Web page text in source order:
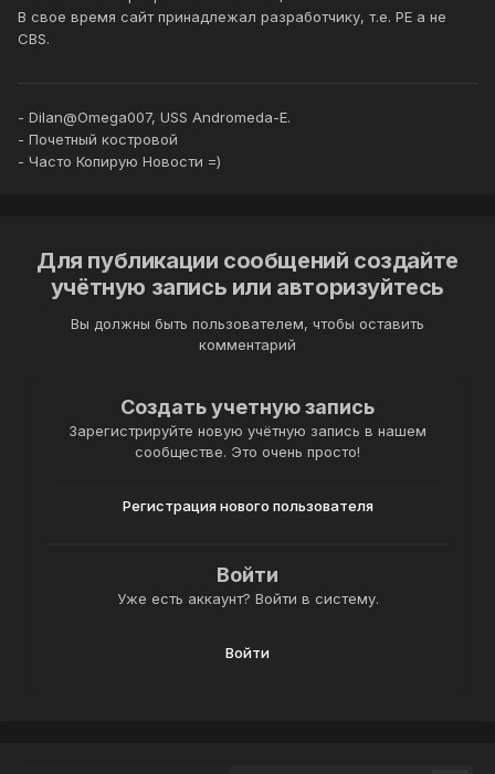
В свое время сайт принадлежал разработчику, т.е. PE а не
CBS.
- Dilan@Omega007, USS Andromeda-E.
- Почетный костровой
- Часто Копирую Новости =)
Для публикации сообщений создайте
учётную запись или авторизуйтесь
Вы должны быть пользователем, чтобы оставить
комментарий
Создать учетную запись
Зарегистрируйте новую учётную запись в нашем
сообществе. Это очень просто!
Регистрация нового пользователя
Войти
Уже есть аккаунт? Войти в систему.
Войти